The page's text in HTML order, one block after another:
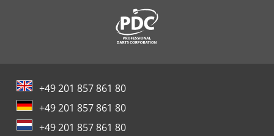
+49 201 857 861 80
+49 201 857 861 80
+49 201 857 861 80